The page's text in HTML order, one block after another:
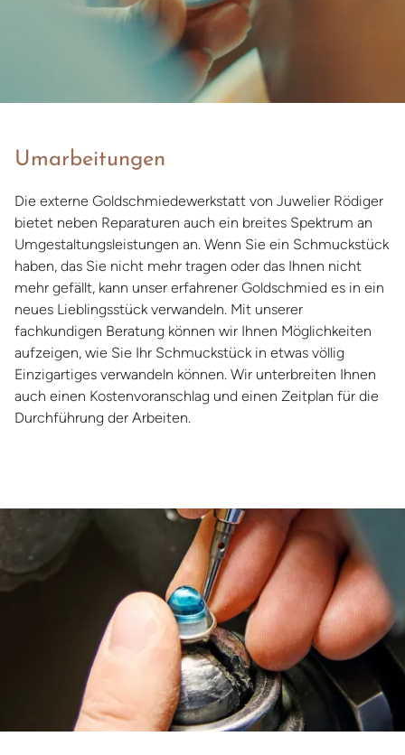
Umarbeitungen
Die externe Goldschmiedewerkstatt von Juwelier Rödiger
bietet neben Reparaturen auch ein breites Spektrum an
Umgestaltungsleistungen an. Wenn Sie ein Schmuckstück
haben, das Sie nicht mehr tragen oder das Ihnen nicht
mehr gefällt, kann unser erfahrener Goldschmied es in ein
neues Lieblingsstück verwandeln. Mit unserer
fachkundigen Beratung können wir Ihnen Möglichkeiten
aufzeigen, wie Sie Ihr Schmuckstück in etwas völlig
Einzigartiges verwandeln können. Wir unterbreiten Ihnen
auch einen Kostenvoranschlag und einen Zeitplan für die
Durchführung der Arbeiten.